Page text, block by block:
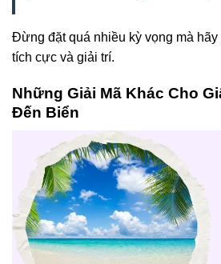
Đừng đặt quá nhiều kỳ vọng mà
tích cực và giải trí.
Những Giải Mã Khác Cho
Đến Biển